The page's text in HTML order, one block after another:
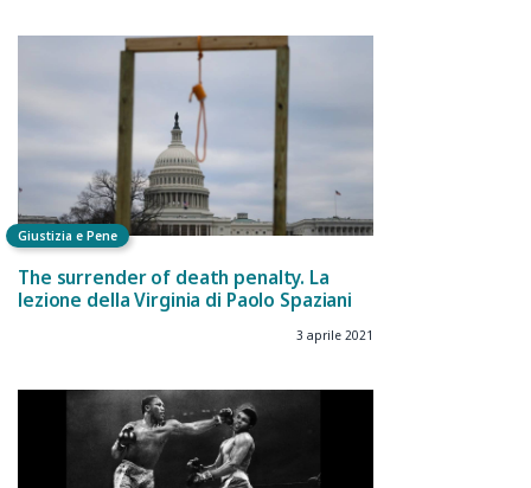
Giustizia e Pene
The surrender of death penalty. La
lezione della Virginia di Paolo Spaziani
3 aprile 2021